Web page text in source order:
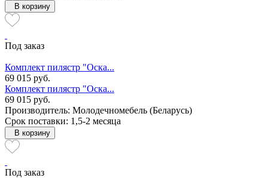
В корзину
Под заказ
Комплект пилястр "Оска...
69 015 руб.
Комплект пилястр "Оска...
69 015 руб.
Производитель: Молодечномебель (Беларусь)
Срок поставки: 1,5-2 месяца
В корзину
Под заказ